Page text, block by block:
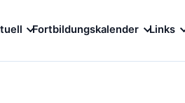
Fortbildungskalender Links